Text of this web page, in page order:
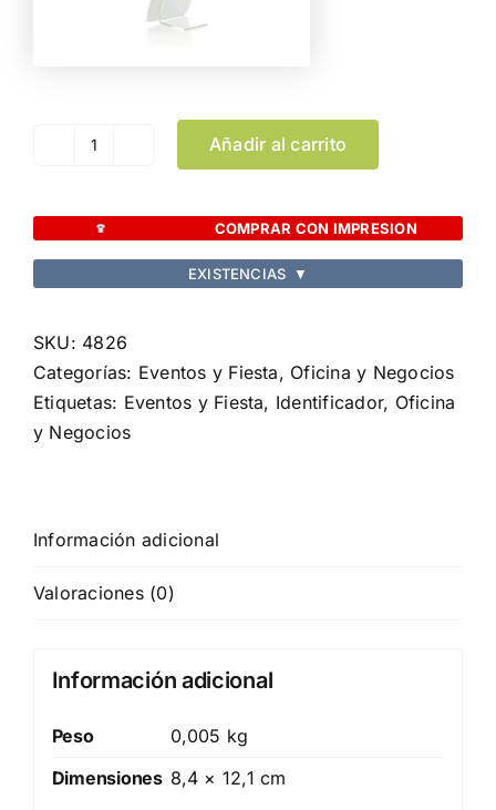
Identificador
cantidad
Añadir al carrito
COMPRAR CON IMPRESION
EXISTENCIAS ▼
SKU: 4826
Categorías: Eventos y Fiesta, Oficina y Negocios
Etiquetas: Eventos y Fiesta, Identificador, Oficina
y Negocios
Información adicional
Valoraciones (0)
Información adicional
Peso
0,005 kg
Dimensiones 8,4 × 12,1 cm